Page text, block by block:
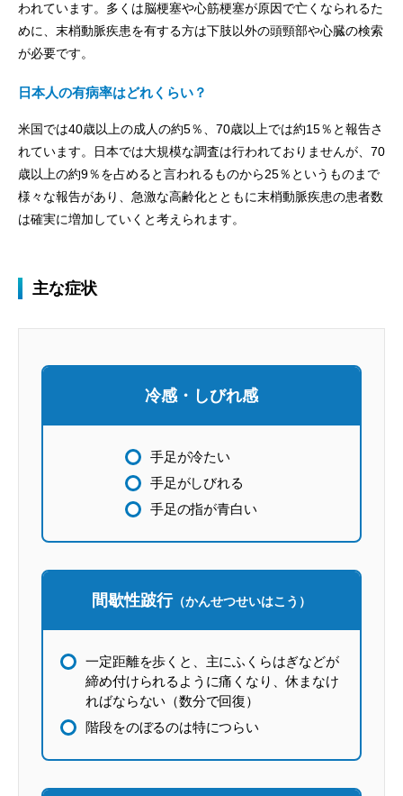
われています。多くは脳梗塞や心筋梗塞が原因で亡くなられるた
めに、末梢動脈疾患を有する方は下肢以外の頭頸部や心臓の検索
が必要です。
日本人の有病率はどれくらい？
米国では40歳以上の成人の約5％、70歳以上では約15％と報告さ
れています。日本では大規模な調査は行われておりませんが、70
歳以上の約9％を占めると言われるものから25％というものまで
様々な報告があり、急激な高齢化とともに末梢動脈疾患の患者数
は確実に増加していくと考えられます。
主な症状
冷感・しびれ感
手足が冷たい
手足がしびれる
手足の指が青白い
間歇性跛行（かんせつせいはこう）
一定距離を歩くと、主にふくらはぎなどが
締め付けられるように痛くなり、休まなけ
ればならない（数分で回復）
階段をのぼるのは特につらい